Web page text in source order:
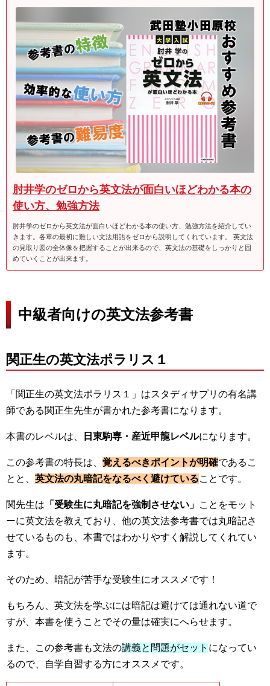
肘井学のゼロから英文法が面白いほどわかる本の
使い方、勉強方法
肘井学のゼロから英文法が面白いほどわかる本の使い方、勉強方法を紹介してい
きます。各章の最初に難しい文法用語をゼロから説明してくれています。 英文法
の見取り図の全体像を把握することが出来るので、英文法の基礎をしっかりと固
めていくことが出来ます。
中級者向けの英文法参考書
関正生の英文法ポラリス１
「関正生の英文法ポラリス１」はスタディサプリの有名講
師である関正生先生が書かれた参考書になります。
本書のレベルは、 日東駒専・産近甲龍レベルになります。
この参考書の特長は、 覚えるべきポイントが明確であるこ
とと、 英文法の丸暗記をなるべく避けていることです。
関先生は 「受験生に丸暗記を強制させない」 ことをモット
ーに英文法を教えており、他の英文法参考書では丸暗記さ
せているものも、本書ではわかりやすく解説してくれてい
ます。
そのため、暗記が苦手な受験生にオススメです！
もちろん、英文法を学ぶには暗記は避けては通れない道で
すが、本書を使うことでその量は確実にへらせます。
また、この参考書も文法の講義と問題がセット になってい
るので、自学自習する方にオススメです。